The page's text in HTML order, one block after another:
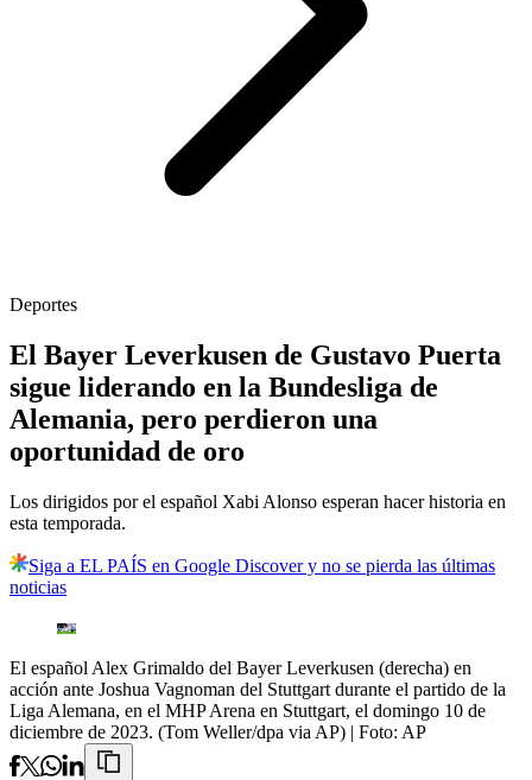
Deportes
El Bayer Leverkusen de Gustavo Puerta
sigue liderando en la Bundesliga de
Alemania, pero perdieron una
oportunidad de oro
Los dirigidos por el español Xabi Alonso esperan hacer historia en
esta temporada.
Siga a EL PAÍS en Google Discover y no se pierda las últimas
noticias
El español Alex Grimaldo del Bayer Leverkusen (derecha) en
acción ante Joshua Vagnoman del Stuttgart durante el partido de la
Liga Alemana, en el MHP Arena en Stuttgart, el domingo 10 de
diciembre de 2023. (Tom Weller/dpa via AP) | Foto: AP